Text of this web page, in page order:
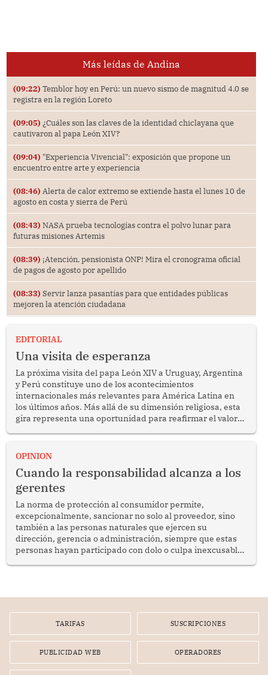
Más leídas de Andina
(09:22) Temblor hoy en Perú: un nuevo sismo de magnitud 4.0 se
registra en la región Loreto
(09:05) ¿Cuáles son las claves de la identidad chiclayana que
cautivaron al papa León XIV?
(09:04) "Experiencia Vivencial": exposición que propone un
encuentro entre arte y experiencia
(08:46) Alerta de calor extremo se extiende hasta el lunes 10 de
agosto en costa y sierra de Perú
(08:43) NASA prueba tecnologías contra el polvo lunar para
futuras misiones Artemis
(08:39) ¡Atención, pensionista ONP! Mira el cronograma oficial
de pagos de agosto por apellido
(08:33) Servir lanza pasantías para que entidades públicas
mejoren la atención ciudadana
EDITORIAL
Una visita de esperanza
La próxima visita del papa León XIV a Uruguay, Argentina
y Perú constituye uno de los acontecimientos
internacionales más relevantes para América Latina en
los últimos años. Más allá de su dimensión religiosa, esta
gira representa una oportunidad para reafirmar el valor
enfrenta desafíos en materia de desarrollo, cohesión
OPINION
Cuando la responsabilidad alcanza a los
gerentes
La norma de protección al consumidor permite,
excepcionalmente, sancionar no solo al proveedor, sino
también a las personas naturales que ejercen su
dirección, gerencia o administración, siempre que estas
personas hayan participado con dolo o culpa inexcusable
por la frustrada realización de un meet and greet con
TARIFAS SUSCRIPCIONES
PUBLICIDAD WEB OPERADORES